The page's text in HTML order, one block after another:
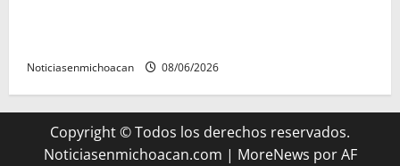
Noticiasenmichoacan 08/06/2026
Copyright © Todos los derechos reservados.
Noticiasenmichoacan.com | MoreNews por AF